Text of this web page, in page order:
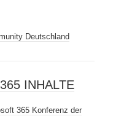
Deutschland
INHALTE
365 Konferenz der